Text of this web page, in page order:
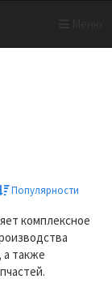
Популярности
комплексное
а также